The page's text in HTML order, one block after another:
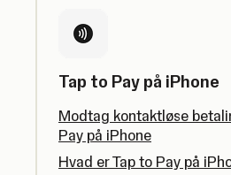
Tap to Pay på iPhone
Modtag kontaktløse
Pay på iPhone
Hvad er Tap to Pay på